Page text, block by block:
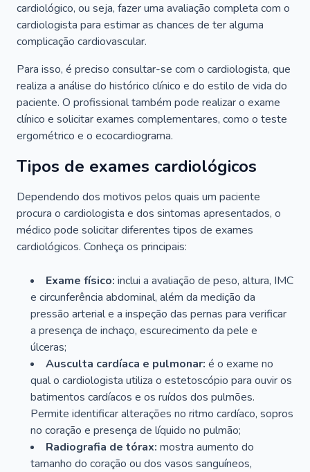
cardiológico, ou seja, fazer uma avaliação completa com o
cardiologista para estimar as chances de ter alguma
complicação cardiovascular.
Para isso, é preciso consultar-se com o cardiologista, que
realiza a análise do histórico clínico e do estilo de vida do
paciente. O profissional também pode realizar o exame
clínico e solicitar exames complementares, como o teste
ergométrico e o ecocardiograma.
Tipos de exames cardiológicos
Dependendo dos motivos pelos quais um paciente
procura o cardiologista e dos sintomas apresentados, o
médico pode solicitar diferentes tipos de exames
cardiológicos. Conheça os principais:
Exame físico: inclui a avaliação de peso, altura, IMC
e circunferência abdominal, além da medição da
pressão arterial e a inspeção das pernas para verificar
a presença de inchaço, escurecimento da pele e
úlceras;
Ausculta cardíaca e pulmonar: é o exame no
qual o cardiologista utiliza o estetoscópio para ouvir os
batimentos cardíacos e os ruídos dos pulmões.
Permite identificar alterações no ritmo cardíaco, sopros
no coração e presença de líquido no pulmão;
Radiografia de tórax: mostra aumento do
tamanho do coração ou dos vasos sanguíneos,